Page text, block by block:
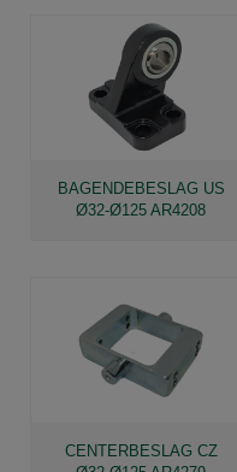
BAGENDEBESLAG US
Ø32-Ø125 AR4208
CENTERBESLAG CZ